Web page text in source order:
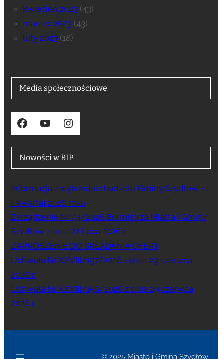
kwiecień 2023 (43)
marzec 2023 (43)
luty 2023 (18)
Media społecznościowe
Facebook YouTube Instagram
Nowości w BIP
Informacja z wykonania budżetu Gminy Szydłów za
II kwartał 2026 roku
Zarządzenie Nr 44/2026 Burmistrza Miasta i Gminy
Szydłów z dnia 22 lipca 2026 r.
ZAPROSZENIE DO SKŁADANIA OFERT
Uchwała Nr XXVIII/157/2026 z dnia 29 czerwca
2026 r.
Uchwała Nr XXVIII/156/2026 z dnia 29 czerwca
2026 r.
© 2025 Miasto i Gmina Szydłów